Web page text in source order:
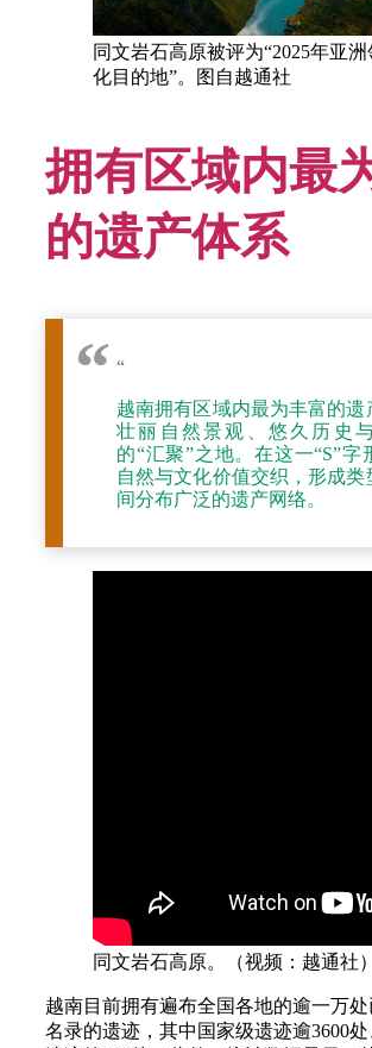
同文岩石高原被评为“2025年亚洲
化目的地”。图自越通社
拥有区域内最
的遗产体系
“
越南拥有区域内最为丰富的遗
壮丽自然景观、悠久历史
的“汇聚”之地。在这一“S”字
自然与文化价值交织，形成类
间分布广泛的遗产网络。
同文岩石高原。（视频：越通社）
越南目前拥有遍布全国各地的逾一万
名录的遗迹，其中国家级遗迹逾3600处